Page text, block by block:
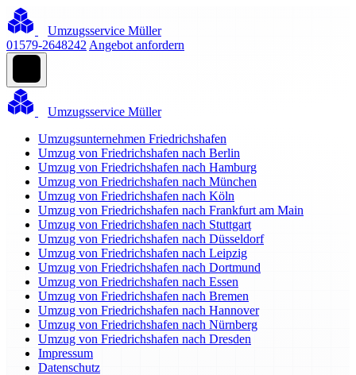
Umzugsservice Müller
01579-2648242 Angebot anfordern
Umzugsservice Müller
Umzugsunternehmen Friedrichshafen
Umzug von Friedrichshafen nach Berlin
Umzug von Friedrichshafen nach Hamburg
Umzug von Friedrichshafen nach München
Umzug von Friedrichshafen nach Köln
Umzug von Friedrichshafen nach Frankfurt am Main
Umzug von Friedrichshafen nach Stuttgart
Umzug von Friedrichshafen nach Düsseldorf
Umzug von Friedrichshafen nach Leipzig
Umzug von Friedrichshafen nach Dortmund
Umzug von Friedrichshafen nach Essen
Umzug von Friedrichshafen nach Bremen
Umzug von Friedrichshafen nach Hannover
Umzug von Friedrichshafen nach Nürnberg
Umzug von Friedrichshafen nach Dresden
Impressum
Datenschutz